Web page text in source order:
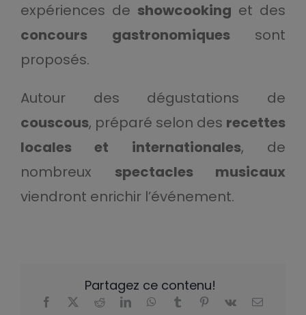
expériences de showcooking et des
concours gastronomiquessont
proposés.
Autour des dégustations de
couscous, préparé selon des recettes
locales et internationales, de
nombreux spectacles musicaux
viendront enrichir l’événement.
Partagez ce contenu!